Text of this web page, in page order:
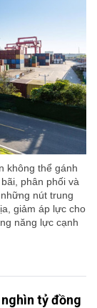
không thể gánh
phân phối và
nút trung
giảm áp lực cho
năng lực cạnh
tỷ đồng